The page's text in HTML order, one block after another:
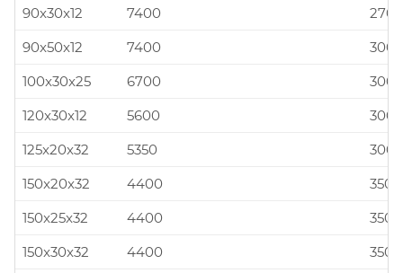
90x30x12
7400
90x50x12
7400
100x30x25
6700
120x30x12
5600
125x20x32
5350
150x20x32
4400
150x25x32
4400
150x30x32
4400